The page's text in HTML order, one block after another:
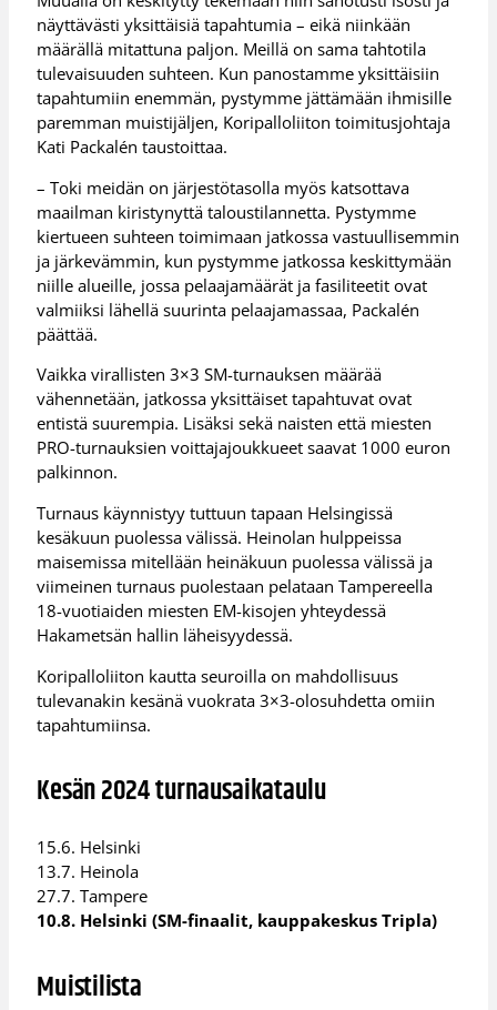
näyttävästi yksittäisiä tapahtumia – eikä niinkään
määrällä mitattuna paljon. Meillä on sama tahtotila
tulevaisuuden suhteen. Kun panostamme yksittäisiin
tapahtumiin enemmän, pystymme jättämään ihmisille
paremman muistijäljen, Koripalloliiton toimitusjohtaja
Kati Packalén taustoittaa.
– Toki meidän on järjestötasolla myös katsottava
maailman kiristynyttä taloustilannetta. Pystymme
kiertueen suhteen toimimaan jatkossa vastuullisemmin
ja järkevämmin, kun pystymme jatkossa keskittymään
niille alueille, jossa pelaajamäärät ja fasiliteetit ovat
valmiiksi lähellä suurinta pelaajamassaa, Packalén
päättää.
Vaikka virallisten 3×3 SM-turnauksen määrää
vähennetään, jatkossa yksittäiset tapahtuvat ovat
entistä suurempia. Lisäksi sekä naisten että miesten
PRO-turnauksien voittajajoukkueet saavat 1000 euron
palkinnon.
Turnaus käynnistyy tuttuun tapaan Helsingissä
kesäkuun puolessa välissä. Heinolan hulppeissa
maisemissa mitellään heinäkuun puolessa välissä ja
viimeinen turnaus puolestaan pelataan Tampereella
18-vuotiaiden miesten EM-kisojen yhteydessä
Hakametsän hallin läheisyydessä.
Koripalloliiton kautta seuroilla on mahdollisuus
tulevanakin kesänä vuokrata 3×3-olosuhdetta omiin
tapahtumiinsa.
Kesän 2024 turnausaikataulu
15.6. Helsinki
13.7. Heinola
27.7. Tampere
10.8. Helsinki (SM-finaalit, kauppakeskus Tripla)
Muistilista